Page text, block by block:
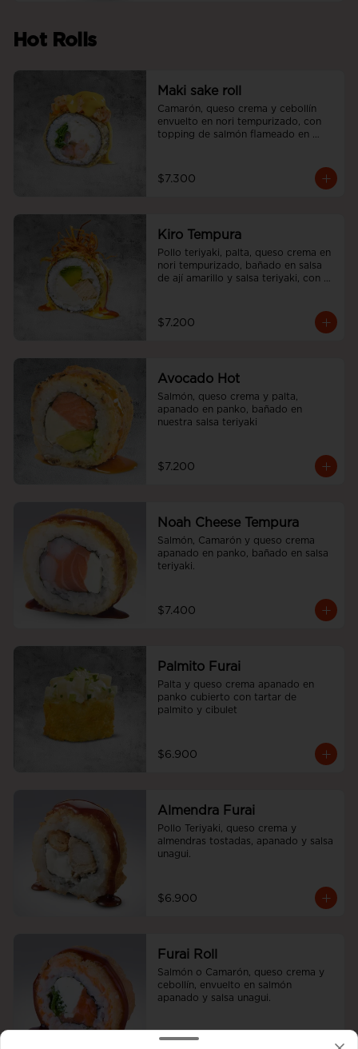
Hot Rolls
Maki sake roll
Camarón, queso crema y cebollín
envuelto en nori tempurizado, con
topping de salmón flameado en
$7.300
Kiro Tempura
Pollo teriyaki, palta, queso crema en
nori tempurizado, bañado en salsa
de ají amarillo y salsa teriyaki, con
$7.200
Avocado Hot
Salmón, queso crema y palta,
apanado en panko, bañado en
nuestra salsa teriyaki
$7.200
Noah Cheese Tempura
Salmón, Camarón y queso crema
apanado en panko, bañado en salsa
teriyaki.
$7.400
Palmito Furai
Palta y queso crema apanado en
panko cubierto con tartar de
palmito y cibulet
$6.900
Almendra Furai
Pollo Teriyaki, queso crema y
almendras tostadas, apanado y salsa
unagui.
$6.900
Furai Roll
Salmón o Camarón, queso crema y
cebollín, envuelto en salmón
apanado y salsa unagui.
$7.700